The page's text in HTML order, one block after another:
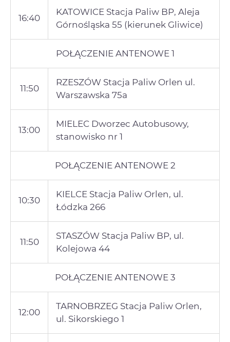
16:40
KATOWICE Stacja Paliw BP, Aleja
Górnośląska 55 (kierunek Gliwice)
POŁĄCZENIE ANTENOWE 1
11:50
RZESZÓW Stacja Paliw Orlen ul.
Warszawska 75a
13:00
MIELEC Dworzec Autobusowy,
stanowisko nr 1
POŁĄCZENIE ANTENOWE 2
10:30
KIELCE Stacja Paliw Orlen, ul.
Łódzka 266
11:50
STASZÓW Stacja Paliw BP, ul.
Kolejowa 44
POŁĄCZENIE ANTENOWE 3
12:00
TARNOBRZEG Stacja Paliw Orlen,
ul. Sikorskiego 1